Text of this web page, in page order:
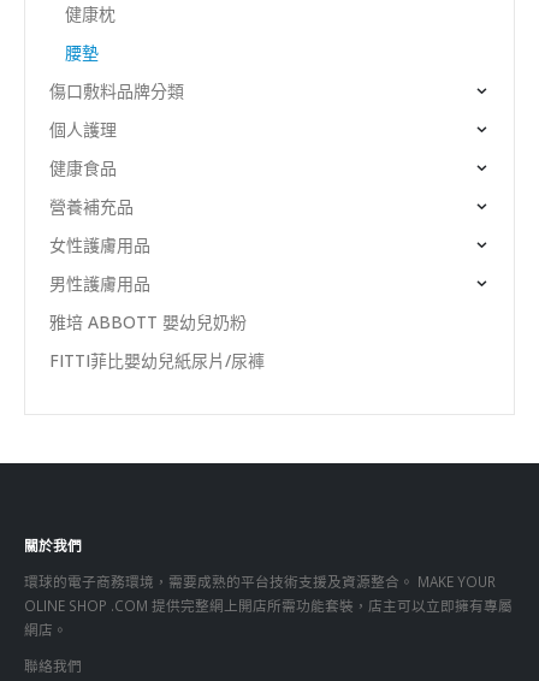
健康枕
腰墊
傷口敷料品牌分類
個人護理
健康食品
營養補充品
女性護膚用品
男性護膚用品
雅培 ABBOTT 嬰幼兒奶粉
FITTI菲比嬰幼兒紙尿片/尿褲
關於我們
環球的電子商務環境，需要成熟的平台技術支援及資源整合。 MAKE YOUR
OLINE SHOP .COM 提供完整網上開店所需功能套裝，店主可以立即擁有專屬
網店。
聯絡我們